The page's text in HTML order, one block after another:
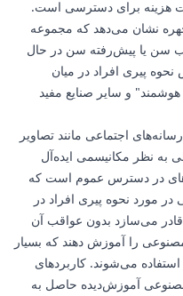
هزینه برای دسترسی است.
نشان می‌دهد که مجموعه
سن یا پیش‌رفته سن در حال
پیری افراد در میان
و سایر صنایع مفید
اجتماعی مانند تصاویر
یا #چالش_10_سال قبلی به نظر مکانیسمی ایده‌آل
در دسترس عموم است که
مورد نحوه پیری افراد در
می‌سازد بدون عواقب آن
را آموزش دهند که بسیار
می‌شوند. کاربردهای
آموزش‌دیده حاصل به